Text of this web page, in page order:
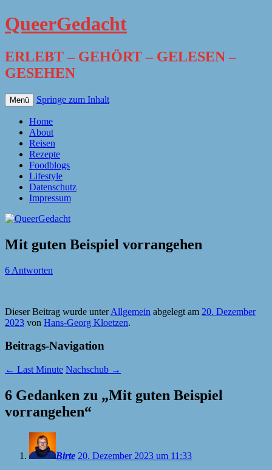
QueerGedacht
ERLEBT – GEHÖRT – GELESEN –
GESEHEN
Menü Springe zum Inhalt
Home
About
Reisen
Rezepte
Foodblogs
Lifestyle
Datenschutz
Impressum
Mit guten Beispiel vorrangehen
6 Antworten
Dieser Beitrag wurde unterAllgemein abgelegt am 20. Dezember
2023 von Hans-Georg Kloetzen.
Beitrags-Navigation
← Last Minute Nachschub →
6 Gedanken zu „Mit guten Beispiel
vorrangehen“
Birte 20. Dezember 2023 um 11:33